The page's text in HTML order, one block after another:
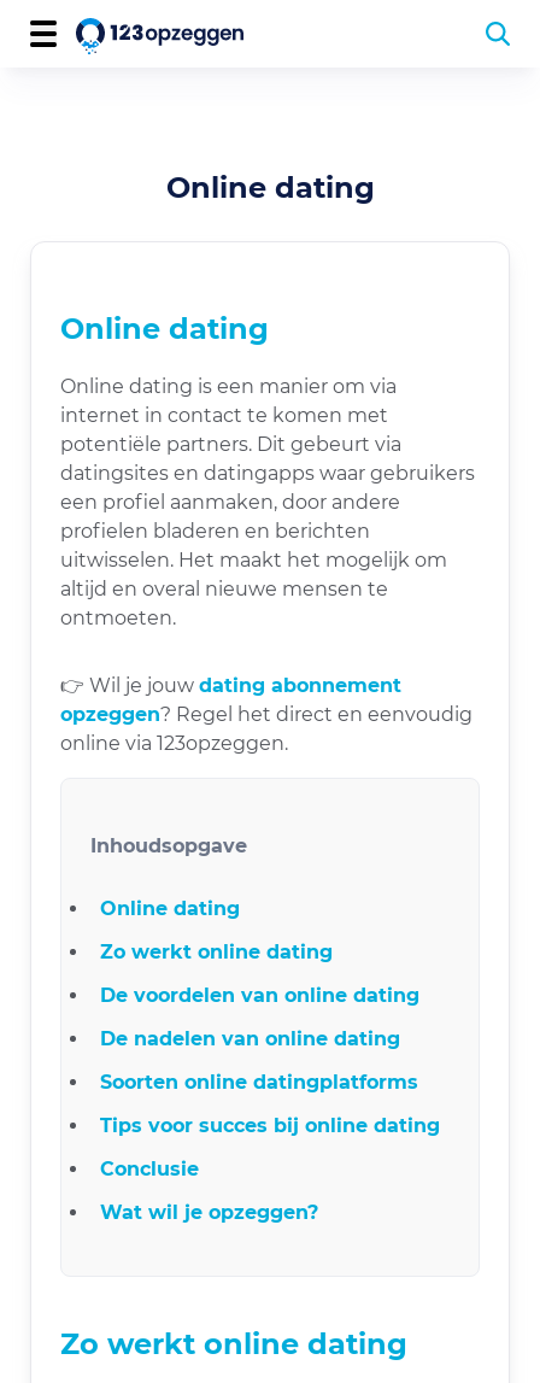
Online dating
Online dating
Online dating is een manier om via
internet in contact te komen met
potentiële partners. Dit gebeurt via
datingsites en datingapps waar gebruikers
een profiel aanmaken, door andere
profielen bladeren en berichten
uitwisselen. Het maakt het mogelijk om
altijd en overal nieuwe mensen te
ontmoeten.
👉 Wil je jouw dating abonnement
opzeggen? Regel het direct en eenvoudig
online via 123opzeggen.
Inhoudsopgave
Online dating
Zo werkt online dating
De voordelen van online dating
De nadelen van online dating
Soorten online datingplatforms
Tips voor succes bij online dating
Conclusie
Wat wil je opzeggen?
Zo werkt online dating